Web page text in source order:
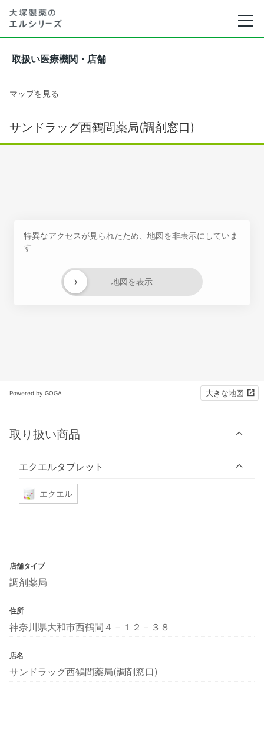
取扱い医療機関・店舗
マップを見る
サンドラッグ西鶴間薬局(調剤窓口)
特異なアクセスが見られたため、地図を非表示にしていま
す
地図を表示
›
Powered by GOGA 大きな地図
取り扱い商品
エクエルタブレット
エクエル
店舗タイプ
調剤薬局
住所
神奈川県大和市西鶴間４－１２－３８
店名
サンドラッグ西鶴間薬局(調剤窓口)